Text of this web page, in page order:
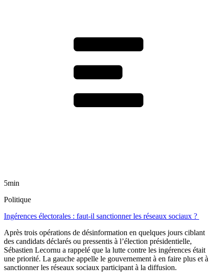
5min
Politique
Ingérences électorales : faut-il sanctionner les réseaux sociaux ?
Après trois opérations de désinformation en quelques jours ciblant
des candidats déclarés ou pressentis à l’élection présidentielle,
Sébastien Lecornu a rappelé que la lutte contre les ingérences était
une priorité. La gauche appelle le gouvernement à en faire plus et à
sanctionner les réseaux sociaux participant à la diffusion.